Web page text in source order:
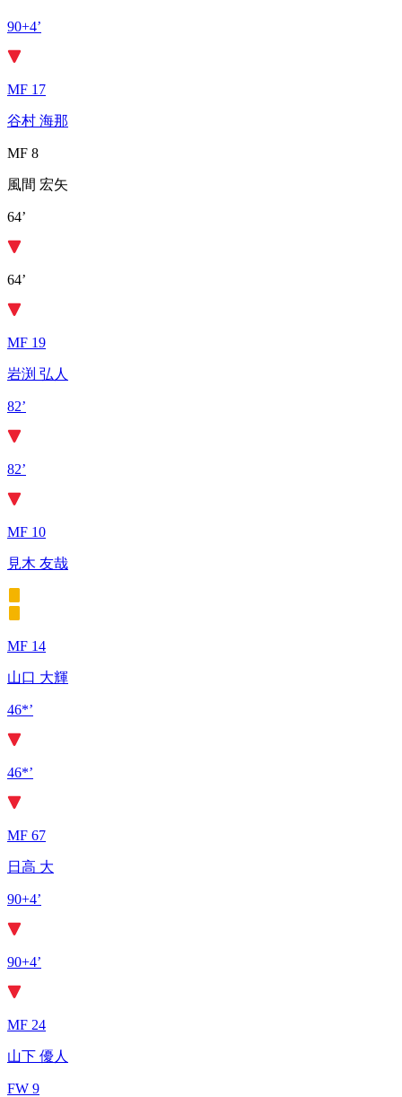
90+4’
MF 17
谷村 海那
MF 8
風間 宏矢
64’
64’
MF 19
岩渕 弘人
82’
82’
MF 10
見木 友哉
MF 14
山口 大輝
46*’
46*’
MF 67
日高 大
90+4’
90+4’
MF 24
山下 優人
FW 9